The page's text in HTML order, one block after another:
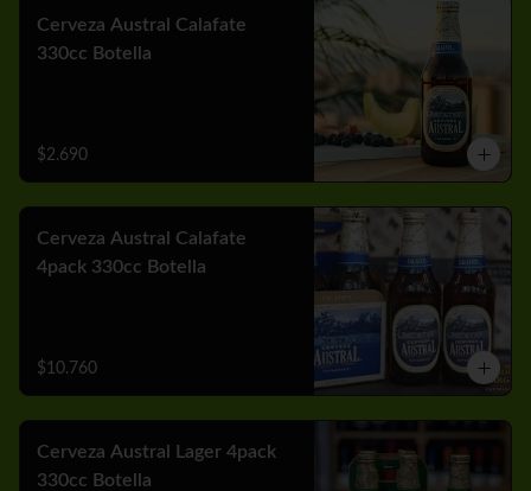
Cerveza Austral Calafate
330cc Botella
$2.690
Cerveza Austral Calafate
4pack 330cc Botella
$10.760
Cerveza Austral Lager 4pack
330cc Botella